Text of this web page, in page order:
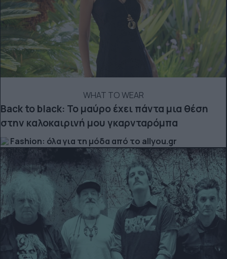
WHAT TO WEAR
Back to black: Το μαύρο έχει πάντα μια θέση
στην καλοκαιρινή μου γκαρνταρόμπα
Fashion: όλα για τη μόδα από το allyou.gr